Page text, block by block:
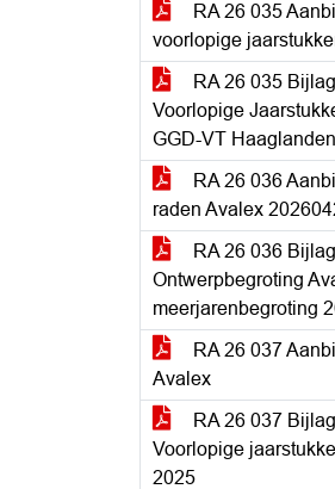
RA 26 035
voorlopige
RA 26 035
Voorlopige
GGD-VT Haaglanden
RA 26 036
raden Avalex
RA 26 036
Ontwerpbegroting
meerjarenbegroting
RA 26 037
Avalex
RA 26 037
Voorlopige
2025